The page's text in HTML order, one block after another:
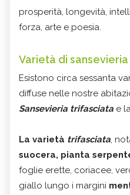
prosperità, longevità,
forza, arte e poesia.
Varietà di sansevieria
Esistono circa sessanta
diffuse nelle nostre
Sansevieria trifasciata e
La varietà trifasciata,
suocera, pianta
foglie erette, coriacee,
giallo lungo i margini